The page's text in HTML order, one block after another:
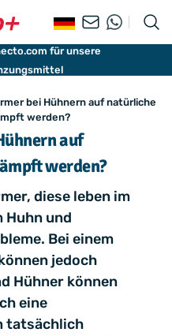
für unsere
bei Hühnern auf natürliche
werden?
auf
werden?
diese leben im
Huhn und
Bei einem
jedoch
Hühner können
eine
tatsächlich